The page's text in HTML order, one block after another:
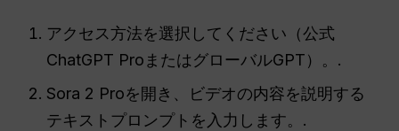
アクセス方法を選択してください（公式
ChatGPT ProまたはグローバルGPT）。.
Sora 2 Proを開き、ビデオの内容を説明する
テキストプロンプトを入力します。.